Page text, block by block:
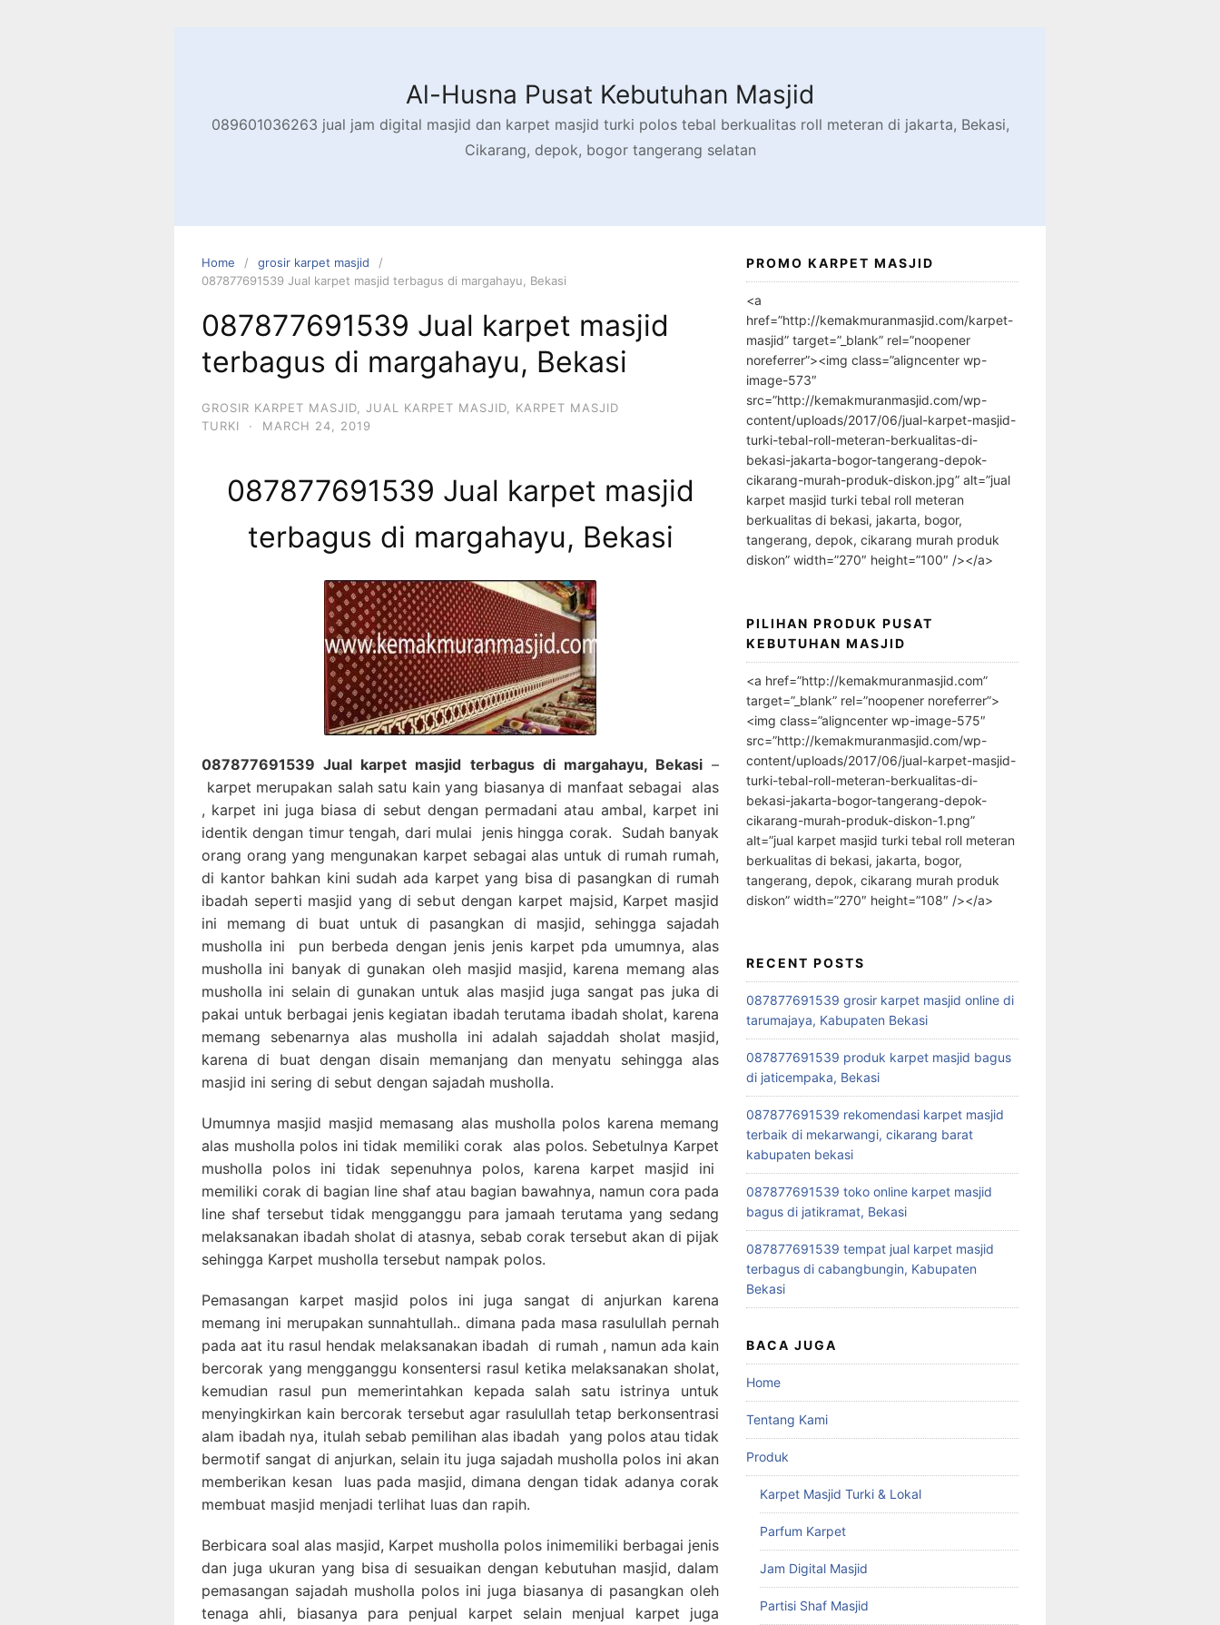
Al-Husna Pusat Kebutuhan Masjid
089601036263 jual jam digital masjid dan karpet masjid turki polos tebal berkualitas roll meteran di jakarta, Bekasi,
Cikarang, depok, bogor tangerang selatan
Home
grosir karpet masjid
087877691539 Jual karpet masjid terbagus di margahayu, Bekasi
087877691539 Jual karpet masjid
terbagus di margahayu, Bekasi
GROSIR KARPET MASJID JUAL KARPET MASJID
KARPET MASJID
TURKI
· MARCH 24, 2019
087877691539 Jual karpet masjid
terbagus di margahayu, Bekasi
087877691539 Jual karpet masjid terbagus di margahayu, Bekasi–
karpet merupakan salah satu kain yang biasanya di manfaat sebagai alas
, karpet ini juga biasa di sebut dengan permadani atau ambal, karpet ini
identik dengan timur tengah, dari mulai jenis hingga corak. Sudah banyak
orang orang yang mengunakan karpet sebagai alas untuk di rumah rumah,
di kantor bahkan kini sudah ada karpet yang bisa di pasangkan di rumah
ibadah seperti masjid yang di sebut dengan karpet majsid, Karpet masjid
ini memang di buat untuk di pasangkan di masjid, sehingga sajadah
musholla ini pun berbeda dengan jenis jenis karpet pda umumnya, alas
musholla ini banyak di gunakan oleh masjid masjid, karena memang alas
musholla ini selain di gunakan untuk alas masjid juga sangat pas juka di
pakai untuk berbagai jenis kegiatan ibadah terutama ibadah sholat, karena
memang sebenarnya alas musholla ini adalah sajaddah sholat masjid,
karena di buat dengan disain memanjang dan menyatu sehingga alas
masjid ini sering di sebut dengan sajadah musholla.
Umumnya masjid masjid memasang alas musholla polos karena memang
alas musholla polos ini tidak memiliki corak alas polos. Sebetulnya Karpet
musholla polos ini tidak sepenuhnya polos, karena karpet masjid ini
memiliki corak di bagian line shaf atau bagian bawahnya, namun cora pada
line shaf tersebut tidak mengganggu para jamaah terutama yang sedang
melaksanakan ibadah sholat di atasnya, sebab corak tersebut akan di pijak
sehingga Karpet musholla tersebut nampak polos.
Pemasangan karpet masjid polos ini juga sangat di anjurkan karena
memang ini merupakan sunnahtullah.. dimana pada masa rasulullah pernah
pada aat itu rasul hendak melaksanakan ibadah di rumah , namun ada kain
bercorak yang mengganggu konsentersi rasul ketika melaksanakan sholat,
kemudian rasul pun memerintahkan kepada salah satu istrinya untuk
menyingkirkan kain bercorak tersebut agar rasulullah tetap berkonsentrasi
alam ibadah nya, itulah sebab pemilihan alas ibadah yang polos atau tidak
bermotif sangat di anjurkan, selain itu juga sajadah musholla polos ini akan
memberikan kesan luas pada masjid, dimana dengan tidak adanya corak
membuat masjid menjadi terlihat luas dan rapih.
Berbicara soal alas masjid, Karpet musholla polos inimemiliki berbagai jenis
dan juga ukuran yang bisa di sesuaikan dengan kebutuhan masjid, dalam
pemasangan sajadah musholla polos ini juga biasanya di pasangkan oleh
tenaga ahli, biasanya para penjual karpet selain menjual karpet juga
PROMO KARPET MASJID
<a
href=”http://kemakmuranmasjid.com/karpet-
masjid” target=”_blank” rel=”noopener
noreferrer”><img class=”aligncenter wp-
image-573″
src=”http://kemakmuranmasjid.com/wp-
content/uploads/2017/06/jual-karpet-masjid-
turki-tebal-roll-meteran-berkualitas-di-
bekasi-jakarta-bogor-tangerang-depok-
cikarang-murah-produk-diskon.jpg” alt=”jual
karpet masjid turki tebal roll meteran
berkualitas di bekasi, jakarta, bogor,
tangerang, depok, cikarang murah produk
diskon” width=”270″ height=”100″ /></a>
PILIHAN PRODUK PUSAT
KEBUTUHAN MASJID
<a href=”http://kemakmuranmasjid.com”
target=”_blank” rel=”noopener noreferrer”>
<img class=”aligncenter wp-image-575″
src=”http://kemakmuranmasjid.com/wp-
content/uploads/2017/06/jual-karpet-masjid-
turki-tebal-roll-meteran-berkualitas-di-
bekasi-jakarta-bogor-tangerang-depok-
cikarang-murah-produk-diskon-1.png”
alt=”jual karpet masjid turki tebal roll meteran
berkualitas di bekasi, jakarta, bogor,
tangerang, depok, cikarang murah produk
diskon” width=”270″ height=”108″ /></a>
RECENT POSTS
087877691539 grosir karpet masjid online di
tarumajaya, Kabupaten Bekasi
087877691539 produk karpet masjid bagus
di jaticempaka, Bekasi
087877691539 rekomendasi karpet masjid
terbaik di mekarwangi, cikarang barat
kabupaten bekasi
087877691539 toko online karpet masjid
bagus di jatikramat, Bekasi
087877691539 tempat jual karpet masjid
terbagus di cabangbungin, Kabupaten
Bekasi
BACA JUGA
Home
Tentang Kami
Produk
Karpet Masjid Turki & Lokal
Parfum Karpet
Jam Digital Masjid
Partisi Shaf Masjid